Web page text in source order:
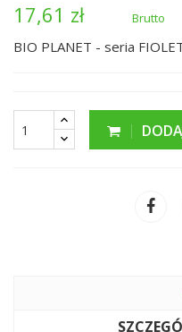
17,61 zł
Brutto
BIO PLANET - seria